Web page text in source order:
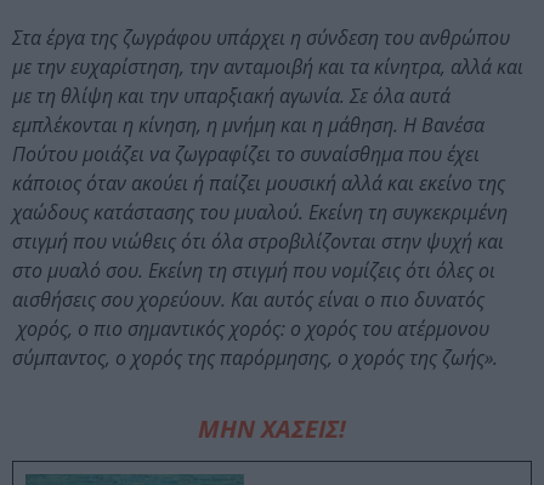
Στα έργα της ζωγράφου υπάρχει η σύνδεση του ανθρώπου
με την ευχαρίστηση, την ανταμοιβή και τα κίνητρα, αλλά και
με τη θλίψη και την υπαρξιακή αγωνία. Σε όλα αυτά
εμπλέκονται η κίνηση, η μνήμη και η μάθηση. Η Βανέσα
Πούτου μοιάζει να ζωγραφίζει το συναίσθημα που έχει
κάποιος όταν ακούει ή παίζει μουσική αλλά και εκείνο της
χαώδους κατάστασης του μυαλού. Εκείνη τη συγκεκριμένη
στιγμή που νιώθεις ότι όλα στροβιλίζονται στην ψυχή και
στο μυαλό σου. Εκείνη τη στιγμή που νομίζεις ότι όλες οι
αισθήσεις σου χορεύουν. Και αυτός είναι ο πιο δυνατός
χορός, ο πιο σημαντικός χορός: ο χορός του ατέρμονου
σύμπαντος, ο χορός της παρόρμησης, ο χορός της ζωής».
ΜΗΝ ΧΑΣΕΙΣ!